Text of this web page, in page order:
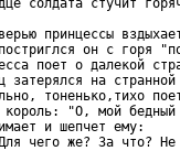
принцессы
он с горя
поет о далекой
затерялся на странной
тоненько,тихо
король: "О, мой
и шепчет ему:
чего же? За что?